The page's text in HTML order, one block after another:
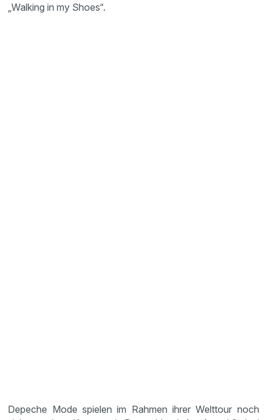
„Walking in my Shoes“.
Depeche Mode spielen im Rahmen ihrer Welttour noch